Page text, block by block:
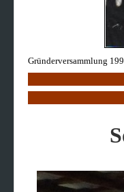
Gründerversammlung